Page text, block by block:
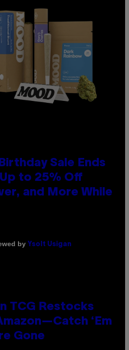
Sale Ends
to 25% Off
and More While
by Ysolt Usigan
TCG Restocks
‘Em
Gone